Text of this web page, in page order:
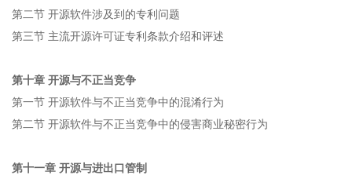
第二节 开源软件涉及到的专利问题
第三节 主流开源许可证专利条款介绍和评述
第十章 开源与不正当竞争
第一节 开源软件与不正当竞争中的混淆行为
第二节 开源软件与不正当竞争中的侵害商业秘密行为
第十一章 开源与进出口管制